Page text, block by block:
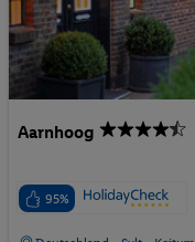
Aarnhoog
95%